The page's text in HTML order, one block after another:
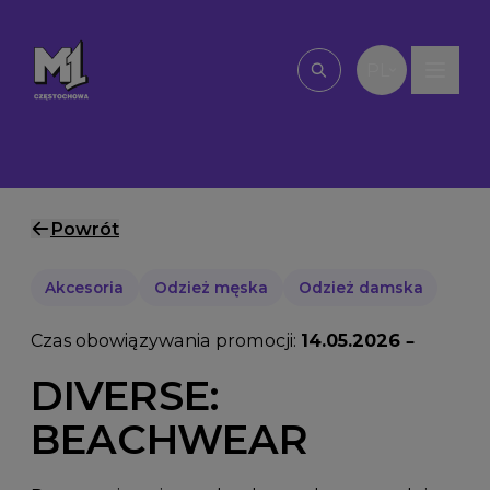
Wpisz, czego
Powrót
Akcesoria Odzież męska Odzież damska
Czas obowiązywania promocji: 14.05.2026 –
DIVERSE:
BEACHWEAR